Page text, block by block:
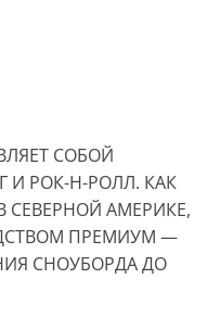
СОБОЙ
И РОК-Н-РОЛЛ. КАК
АМЕРИКЕ,
ПРЕМИУМ —
СНОУБОРДА ДО